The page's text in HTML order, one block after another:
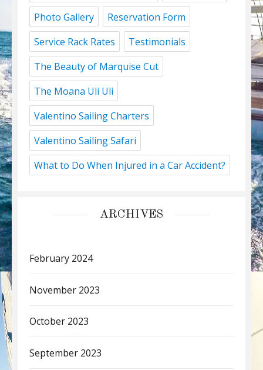
Photo Gallery
Reservation Form
Service Rack Rates
Testimonials
The Beauty of Marquise Cut
The Moana Uli Uli
Valentino Sailing Charters
Valentino Sailing Safari
What to Do When Injured in a Car Accident?
ARCHIVES
February 2024
November 2023
October 2023
September 2023